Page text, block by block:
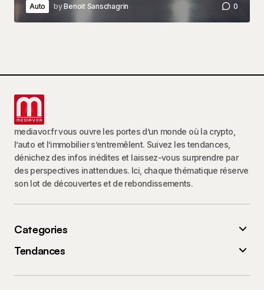
Auto byBenoit Sanschagrin 0
mediavor.fr vous ouvre les portes d’un monde où la crypto,
l’auto et l’immobilier s’entremêlent. Suivez les tendances,
dénichez des infos inédites et laissez-vous surprendre par
des perspectives inattendues. Ici, chaque thématique réserve
son lot de découvertes et de rebondissements.
Categories
Tendances